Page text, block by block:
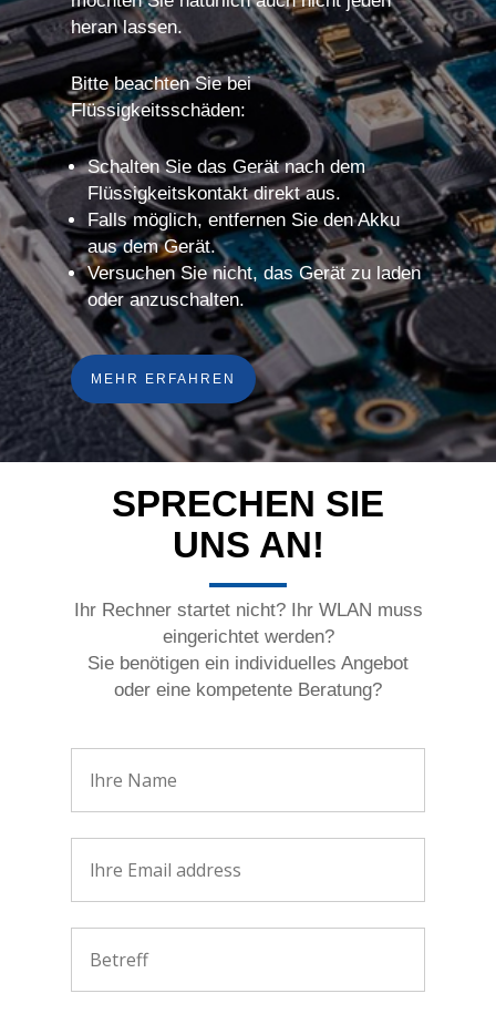
heran lassen.
Bitte beachten Sie bei
Flüssigkeitsschäden:
Schalten Sie das Gerät nach dem
Flüssigkeitskontakt direkt aus.
Falls möglich, entfernen Sie den Akku
aus dem Gerät.
Versuchen Sie nicht, das Gerät zu laden
oder anzuschalten.
MEHR ERFAHREN
SPRECHEN SIE
UNS AN!
Ihr Rechner startet nicht? Ihr WLAN muss
eingerichtet werden?
Sie benötigen ein individuelles Angebot
oder eine kompetente Beratung?